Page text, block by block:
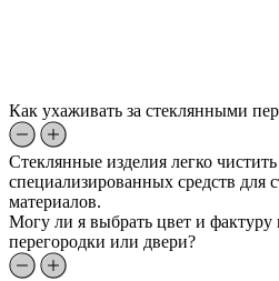
Как ухаживать за стеклянными
Стеклянные изделия легко
специализированных средств для
материалов.
Могу ли я выбрать цвет и фактуру
перегородки или двери?